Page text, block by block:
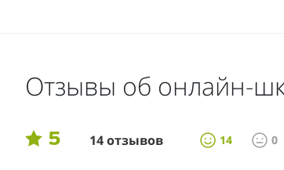
Отзывы об онлайн-
5 14 отзывов 14 0